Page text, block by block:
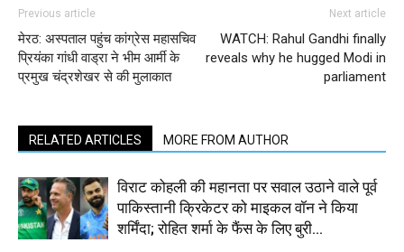
Previous article
मेरठ: अस्पताल पहुंच कांग्रेस महासचिव
प्रियंका गांधी वाड्रा ने भीम आर्मी के
प्रमुख चंद्रशेखर से की मुलाकात
Next article
WATCH: Rahul Gandhi finally
reveals why he hugged Modi in
parliament
RELATED ARTICLES MORE FROM AUTHOR
विराट कोहली की महानता पर सवाल उठाने वाले पूर्व
पाकिस्तानी क्रिकेटर को माइकल वॉन ने किया
शर्मिंदा; रोहित शर्मा के फैंस के लिए बुरी...